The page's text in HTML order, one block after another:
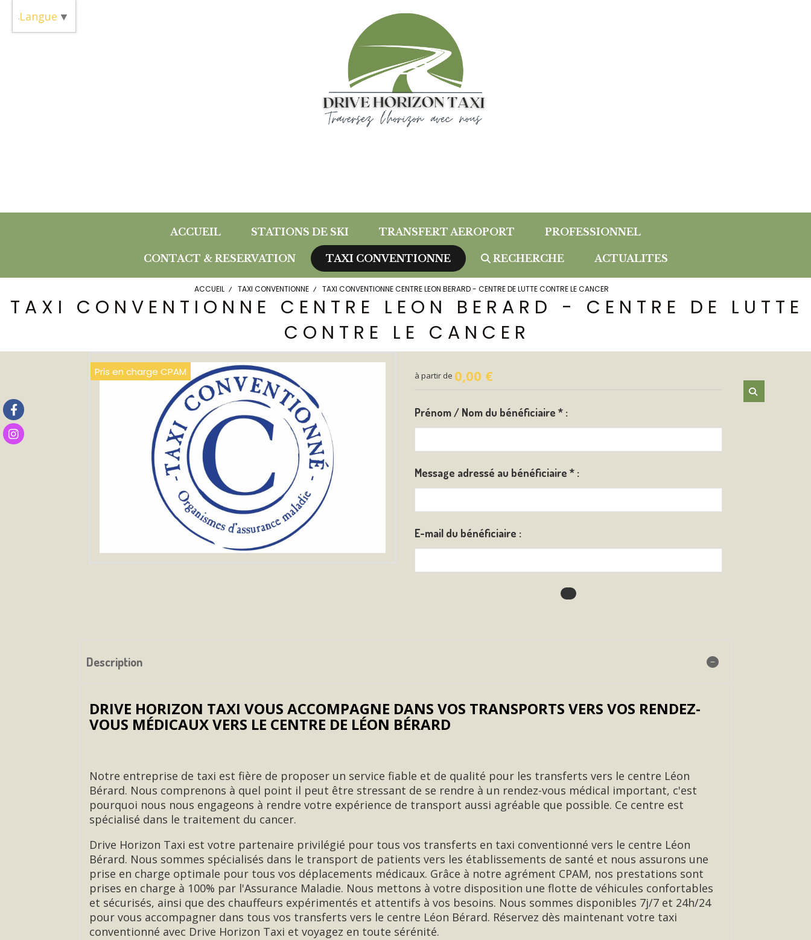
ACCUEIL STATIONS DE SKI TRANSFERT AEROPORT PROFESSIONNEL
CONTACT & RESERVATION TAXI CONVENTIONNE RECHERCHE ACTUALITES
ACCUEIL TAXI CONVENTIONNE TAXI CONVENTIONNE CENTRE LEON BERARD - CENTRE DE LUTTE CONTRE LE CANCER
TAXI CONVENTIONNE CENTRE LEON BERARD - CENTRE DE LUTTE
CONTRE LE CANCER
Pris en charge CPAM à partir de 0,00 €
Prénom / Nom du bénéficiaire * :
Message adressé au bénéficiaire * :
E-mail du bénéficiaire :
Description
DRIVE HORIZON TAXI VOUS ACCOMPAGNE DANS VOS TRANSPORTS VERS VOS RENDEZ-
VOUS MÉDICAUX VERS LE CENTRE DE LÉON BÉRARD
Notre entreprise de taxi est fière de proposer un service fiable et de qualité pour les transferts vers le centre Léon
Bérard. Nous comprenons à quel point il peut être stressant de se rendre à un rendez-vous médical important, c'est
pourquoi nous nous engageons à rendre votre expérience de transport aussi agréable que possible. Ce centre est
spécialisé dans le traitement du cancer.
Drive Horizon Taxi est votre partenaire privilégié pour tous vos transferts en taxi conventionné vers le centre Léon
Bérard. Nous sommes spécialisés dans le transport de patients vers les établissements de santé et nous assurons une
prise en charge optimale pour tous vos déplacements médicaux. Grâce à notre agrément CPAM, nos prestations sont
prises en charge à 100% par l'Assurance Maladie. Nous mettons à votre disposition une flotte de véhicules confortables
et sécurisés, ainsi que des chauffeurs expérimentés et attentifs à vos besoins. Nous sommes disponibles 7j/7 et 24h/24
pour vous accompagner dans tous vos transferts vers le centre Léon Bérard. Réservez dès maintenant votre taxi
conventionné avec Drive Horizon Taxi et voyagez en toute sérénité.
Langue ▼